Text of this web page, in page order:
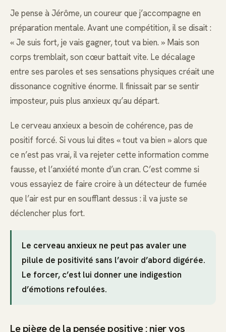
Je pense à Jérôme, un coureur que j’accompagne en
préparation mentale. Avant une compétition, il se disait :
« Je suis fort, je vais gagner, tout va bien. » Mais son
corps tremblait, son cœur battait vite. Le décalage
entre ses paroles et ses sensations physiques créait une
dissonance cognitive énorme. Il finissait par se sentir
imposteur, puis plus anxieux qu’au départ.
Le cerveau anxieux a besoin de cohérence, pas de
positif forcé. Si vous lui dites « tout va bien » alors que
ce n’est pas vrai, il va rejeter cette information comme
fausse, et l’anxiété monte d’un cran. C’est comme si
vous essayiez de faire croire à un détecteur de fumée
que l’air est pur en soufflant dessus : il va juste se
déclencher plus fort.
Le cerveau anxieux ne peut pas avaler une
pilule de positivité sans l’avoir d’abord digérée.
Le forcer, c’est lui donner une indigestion
d’émotions refoulées.
Le piège de la pensée positive : nier vos